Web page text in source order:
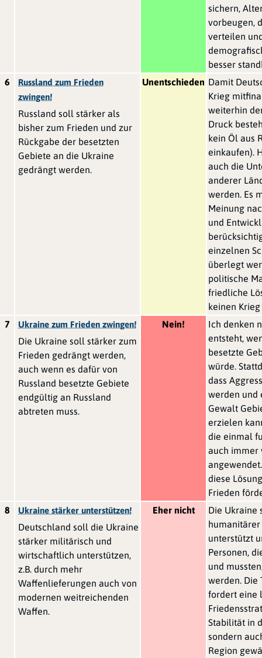
sichern,
vorbeugen,
verteilen
besser
6
Russland zum Frieden
zwingen!
Russland soll stärker als
bisher zum Frieden und zur
Rückgabe der besetzten
Gebiete an die Ukraine
gedrängt werden.
Unentschieden Damit
Krieg
weiterhin
Druck
kein Öl aus
einkaufen).
auch die
anderer
werden. Es
Meinung
und
einzelnen
überlegt
politische
friedliche
keinen
7
Ukraine zum Frieden zwingen!
Die Ukraine soll stärker zum
Frieden gedrängt werden,
auch wenn es dafür von
Russland besetzte Gebiete
endgültig an Russland
abtreten muss.
Nein!
Ich denken
entsteht,
besetzte
würde.
dass
werden und
Gewalt
erzielen
die einmal
auch immer
diese
Frieden
8
Ukraine stärker unterstützen!
Deutschland soll die Ukraine
stärker militärisch und
wirtschaftlich unterstützen,
z.B. durch mehr
Waffenlieferungen auch von
modernen weitreichenden
Waffen.
Eher nicht
Die Ukraine
unterstützt
Personen,
und
werden. Die
fordert eine
Stabilität in
sondern
Region